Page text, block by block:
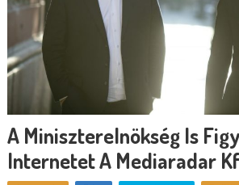
A Miniszterelnökség Is
Internetet A Mediaradar